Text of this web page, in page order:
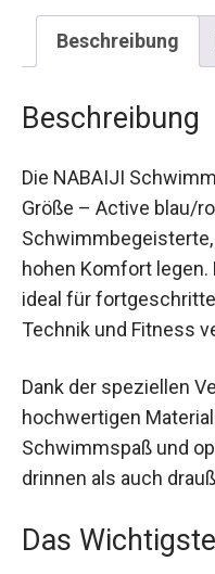
Die NABAIJI
Größe – Active blau/
und hohen Komfort
Schwimmmaske ist
verbessern möchten.
Dank der speziellen
hochwertigen
Schutz – sowohl